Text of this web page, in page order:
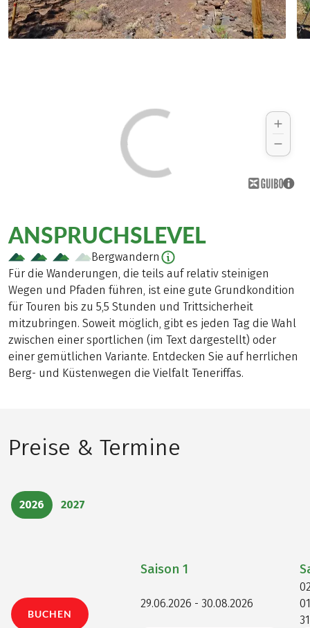
ANSPRUCHSLEVEL
Bergwandern
Für die Wanderungen, die teils auf relativ steinigen
Wegen und Pfaden führen, ist eine gute Grundkondition
für Touren bis zu 5,5 Stunden und Trittsicherheit
mitzubringen. Soweit möglich, gibt es jeden Tag die Wahl
zwischen einer sportlichen (im Text dargestellt) oder
einer gemütlichen Variante. Entdecken Sie auf herrlichen
Berg- und Küstenwegen die Vielfalt Teneriffas.
Preise & Termine
2026 2027
BUCHEN
Saison 1
29.06.2026 - 30.08.2026